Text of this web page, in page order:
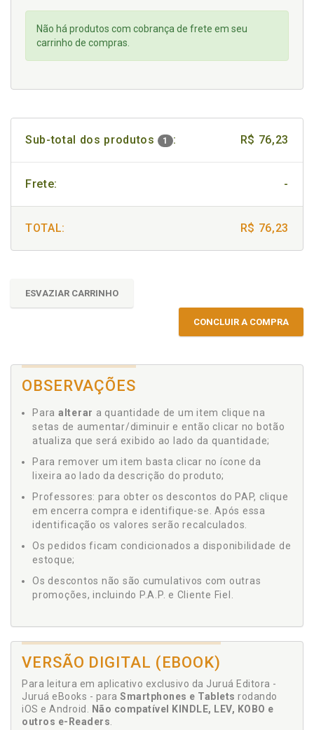
Não há produtos com cobrança de frete em seu
carrinho de compras.
Sub-total dos produtos 1 : R$ 76,23
Frete: -
TOTAL: R$ 76,23
ESVAZIAR CARRINHO
CONCLUIR A COMPRA
OBSERVAÇÕES
Para alterar a quantidade de um item clique na
setas de aumentar/diminuir e então clicar no botão
atualiza que será exibido ao lado da quantidade;
Para remover um item basta clicar no ícone da
lixeira ao lado da descrição do produto;
Professores: para obter os descontos do PAP, clique
em encerra compra e identifique-se. Após essa
identificação os valores serão recalculados.
Os pedidos ficam condicionados a disponibilidade de
estoque;
Os descontos não são cumulativos com outras
promoções, incluindo P.A.P. e Cliente Fiel.
VERSÃO DIGITAL (EBOOK)
Para leitura em aplicativo exclusivo da Juruá Editora -
Juruá eBooks - para Smartphones e Tablets rodando
iOS e Android.
Não compatível KINDLE, LEV, KOBO e
outros e-Readers